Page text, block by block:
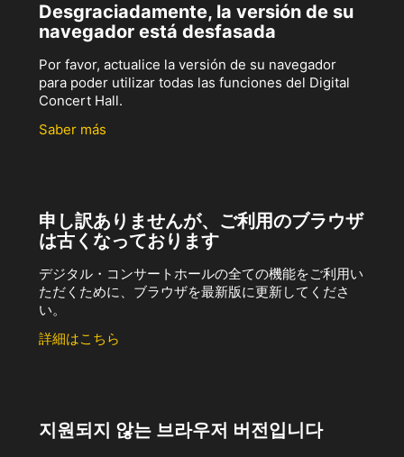
Desgraciadamente, la versión de su
navegador está desfasada
Por favor, actualice la versión de su navegador
para poder utilizar todas las funciones del Digital
Concert Hall.
Saber más
申し訳ありませんが、ご利用のブラウザ
は古くなっております
デジタル・コンサートホールの全ての機能をご利用い
ただくために、ブラウザを最新版に更新してくださ
い。
詳細はこちら
지원되지 않는 브라우저 버전입니다